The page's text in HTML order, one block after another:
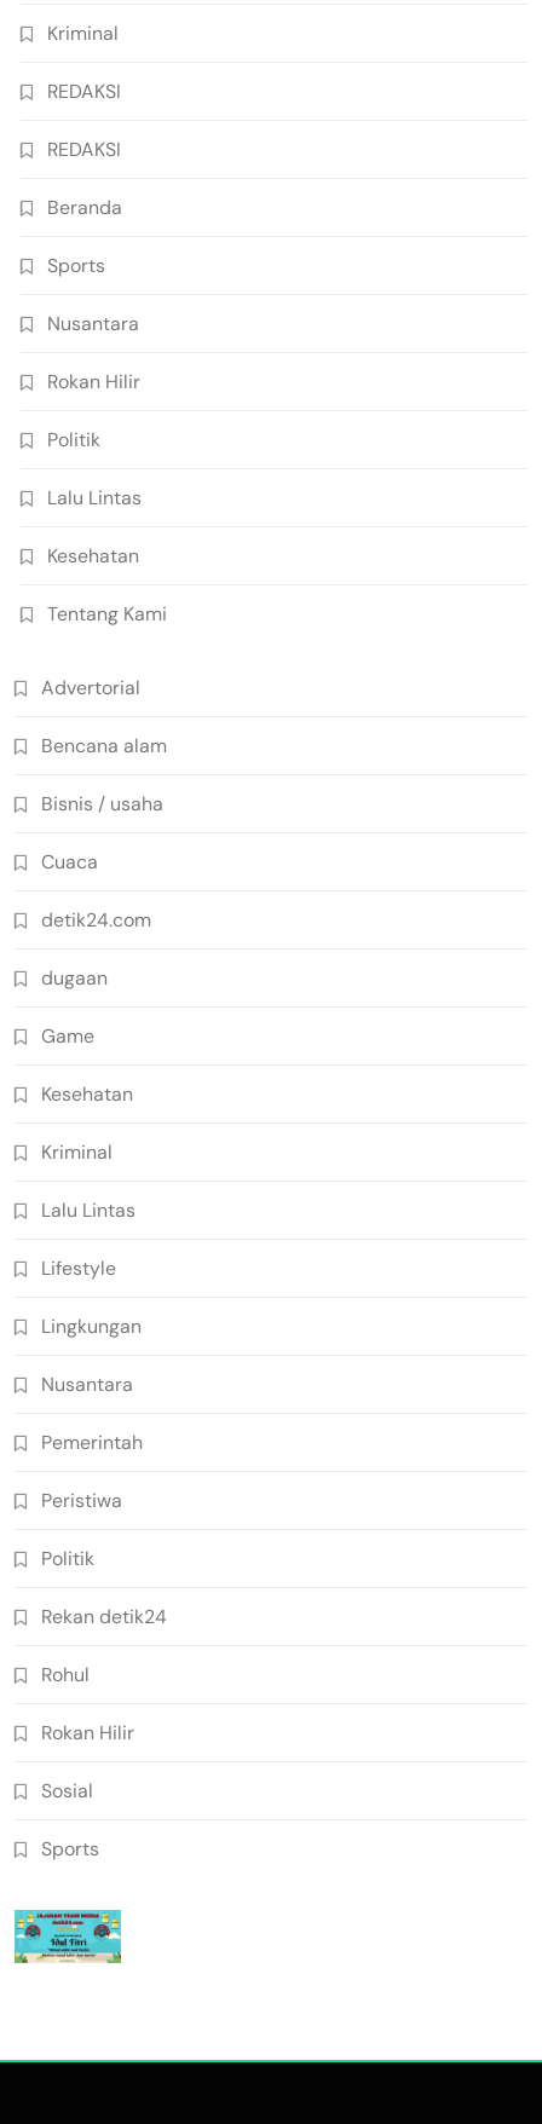
Kriminal
REDAKSI
REDAKSI
Beranda
Sports
Nusantara
Rokan Hilir
Politik
Lalu Lintas
Kesehatan
Tentang Kami
Advertorial
Bencana alam
Bisnis / usaha
Cuaca
detik24.com
dugaan
Game
Kesehatan
Kriminal
Lalu Lintas
Lifestyle
Lingkungan
Nusantara
Pemerintah
Peristiwa
Politik
Rekan detik24
Rohul
Rokan Hilir
Sosial
Sports